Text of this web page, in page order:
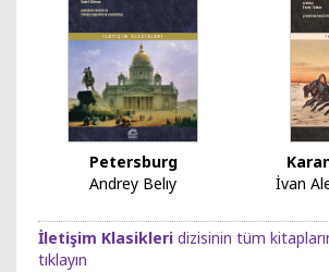
Petersburg
Andrey Belıy
İvan
İletişim Klasikleri dizisinin tüm
tıklayın